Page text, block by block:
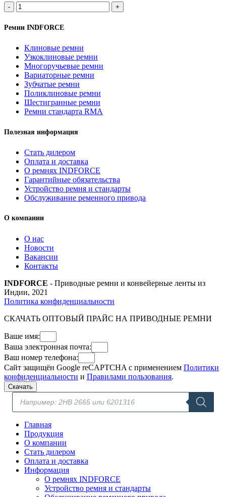
Количество
товара
52x16
1250Li/
ремень
вариаторный
зубчатый
INDFORCE
Strongest
Ремни INDFORCE
Клиновые ремни
Узкоклиновые ремни
Многоручьевые ремни
Вариаторные ремни
Зубчатые ремни
Поликлиновые ремни
Шестигранные ремни
Ремни стандарта RMA
Полезная информация
Стать дилером
Оплата и доставка
О ремнях INDFORCE
Гарантийные обязательства
Устройство ремня и стандарты
Обслуживание ременного привода
О компании
О нас
Новости
Вакансии
Контакты
INDFORCE - Приводные ремни и конвейерные ленты из
Индии, 2021
Политика конфиденциальности
СКАЧАТЬ ОПТОВЫЙ ПРАЙС НА ПРИВОДНЫЕ РЕМНИ
Ваше имя:
Ваша электронная почта:
Ваш номер телефона:
Сайт защищён Google reCAPTCHA с применением Политики
конфиденциальности и Правилами пользования.
Скачать
Поиск
товаров
Главная
Продукция
О компании
Стать дилером
Оплата и доставка
Информация
О ремнях INDFORCE
Устройство ремня и стандарты